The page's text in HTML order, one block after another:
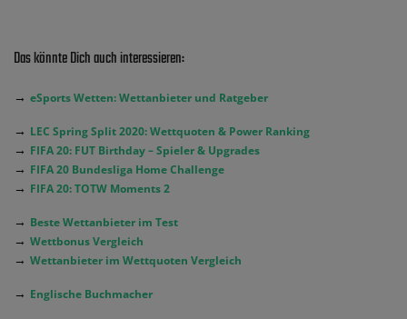
Das könnte Dich auch interessieren:
→ eSports Wetten: Wettanbieter und Ratgeber
→ LEC Spring Split 2020: Wettquoten & Power Ranking
→ FIFA 20: FUT Birthday – Spieler & Upgrades
→ FIFA 20 Bundesliga Home Challenge
→ FIFA 20: TOTW Moments 2
→ Beste Wettanbieter im Test
→ Wettbonus Vergleich
→ Wettanbieter im Wettquoten Vergleich
→ Englische Buchmacher